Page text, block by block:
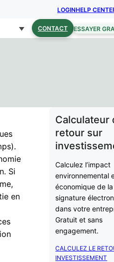
LOGINHELP
CONTACT ESSAYER
Si
en
Calculateur
retour sur
Calculez l’impact
environnemental
économique de la
signature
dans votre
Gratuit et sans
engagement.
CALCULEZ LE
INVESTISSEMENT